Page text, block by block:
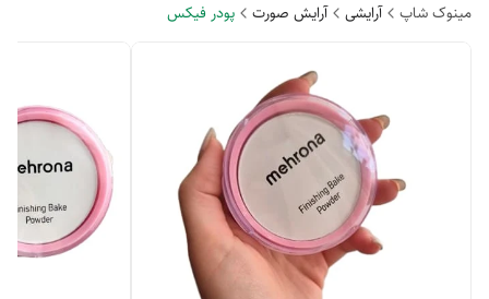
مینوک شاپ آرایشی آرایش صورت پودر فیکس